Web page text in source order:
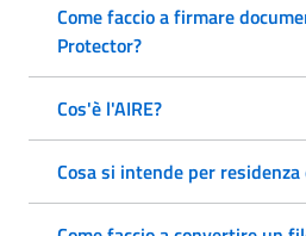
Come faccio a firmare
Protector?
Cos'è l'AIRE?
Cosa si intende per